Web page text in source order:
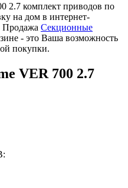
2.7 комплект приводов по
на дом в интернет-
Продажа Секционные
- это Ваша возможность
покупки.
VER 700 2.7